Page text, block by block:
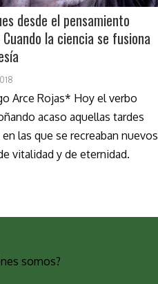
desde el pensamiento
la ciencia se fusiona
Arce Rojas* Hoy el verbo
acaso aquellas tardes
las que se recreaban nuevos
vitalidad y de eternidad.
somos?